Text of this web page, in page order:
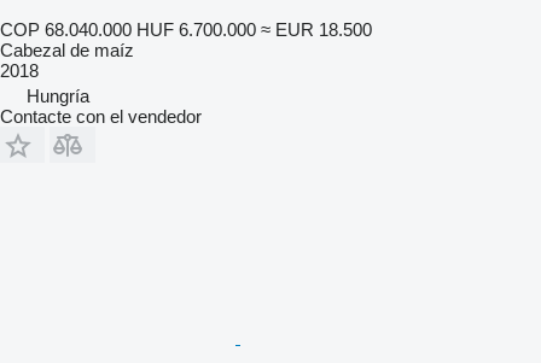
COP 68.040.000 HUF 6.700.000 ≈ EUR 18.500
Cabezal de maíz
2018
Hungría
Contacte con el vendedor